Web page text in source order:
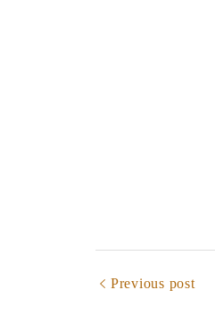
Previous post